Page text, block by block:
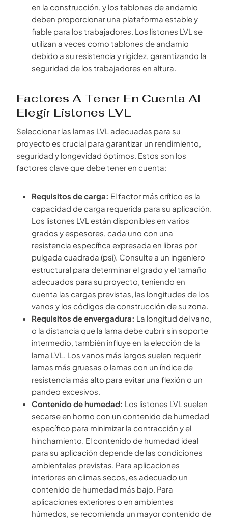
en la construcción, y los tablones de andamio
deben proporcionar una plataforma estable y
fiable para los trabajadores. Los listones LVL se
utilizan a veces como tablones de andamio
debido a su resistencia y rigidez, garantizando la
seguridad de los trabajadores en altura.
Factores A Tener En Cuenta Al
Elegir Listones LVL
Seleccionar las lamas LVL adecuadas para su
proyecto es crucial para garantizar un rendimiento,
seguridad y longevidad óptimos. Estos son los
factores clave que debe tener en cuenta:
Requisitos de carga: El factor más crítico es la
capacidad de carga requerida para su aplicación.
Los listones LVL están disponibles en varios
grados y espesores, cada uno con una
resistencia específica expresada en libras por
pulgada cuadrada (psi). Consulte a un ingeniero
estructural para determinar el grado y el tamaño
adecuados para su proyecto, teniendo en
cuenta las cargas previstas, las longitudes de los
vanos y los códigos de construcción de su zona.
Requisitos de envergadura: La longitud del vano,
o la distancia que la lama debe cubrir sin soporte
intermedio, también influye en la elección de la
lama LVL. Los vanos más largos suelen requerir
lamas más gruesas o lamas con un índice de
resistencia más alto para evitar una flexión o un
pandeo excesivos.
Contenido de humedad: Los listones LVL suelen
secarse en horno con un contenido de humedad
específico para minimizar la contracción y el
hinchamiento. El contenido de humedad ideal
para su aplicación depende de las condiciones
ambientales previstas. Para aplicaciones
interiores en climas secos, es adecuado un
contenido de humedad más bajo. Para
aplicaciones exteriores o en ambientes
húmedos, se recomienda un mayor contenido de